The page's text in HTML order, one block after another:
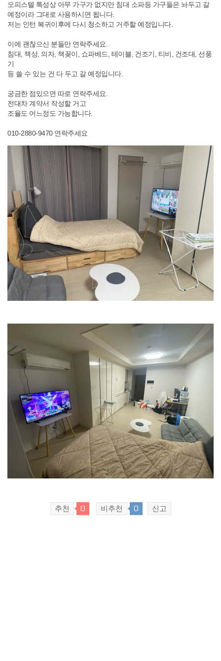
오피스텔 특성상 아무 가구가 없지만 침대 소파등 가구들은 놔두고 갈
예정이라 그대로 사용하시면 됩니다.
저는 인턴 복귀이후에 다시 청소하고 거주할 예정입니다.
이에 괜찮으신 분들만 연락주세요.
침대, 책상, 의자, 책꽂이, 쇼파베드, 테이블, 건조기, 티비, 건조대, 선풍
기
등 쓸 수 있는 건 다 두고 갈 예정입니다.
궁금한 점있으면 따로 연락주세요.
전대차 계약서 작성할 거고
조율도 어느정도 가능합니다.
010-2880-9470 연락주세요
추천 0 비추천 0 신고